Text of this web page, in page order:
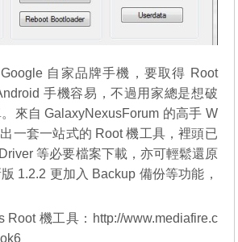
自家品牌手機，要取得 Root
手機容易，不過用家總是想破
來自 GalaxyNexusForum 的高手 W
一套一站式的 Root 機工具，裡頭已
等必要檔案下載，亦可輕鬆還原
1.2.2 更加入 Backup 備份等功能，
Root 機工具： http://www.mediafire.c